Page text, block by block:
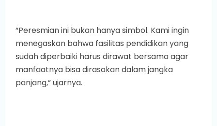
“Peresmian ini bukan hanya simbol. Kami ingin
menegaskan bahwa fasilitas pendidikan yang
sudah diperbaiki harus dirawat bersama agar
manfaatnya bisa dirasakan dalam jangka
panjang,” ujarnya.